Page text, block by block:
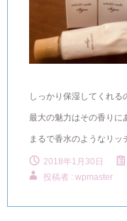
しっかり保湿してくれる
最大の魅力はその香りに
まるで香水のようなリッ
2018年1月30日
投稿者 : wpmaster